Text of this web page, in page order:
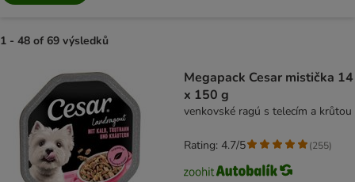
1 - 48 of 69 výsledků
Megapack Cesar mistička 14
x 150 g
venkovské ragú s telecím a krůtou
Rating: 4.7/5 (255)